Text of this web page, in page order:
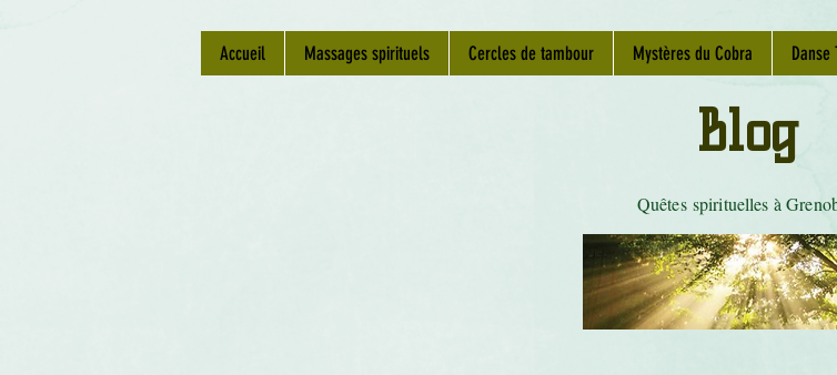
Accueil Massages spirituels Cercles de tambour Mystères du Cobra Danse
Quêtes spirituelles à
Blog